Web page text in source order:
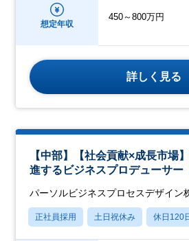
想定年収
450～800万円
詳しく見る
【中部】【社会貢献×成長市場
進するビジネスプロデューサー
パーソルビジネスプロセスデザイン
正社員採用 土日祝休み 休日120